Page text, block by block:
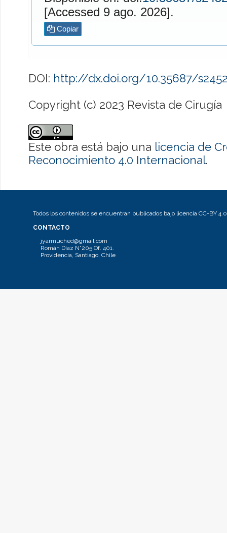
[Accessed 9 ago. 2026].
Copiar
DOI: http://dx.doi.org/10.35687/
Copyright (c) 2023 Revista de Cirugía
Este obra está bajo una licencia de
Reconocimiento 4.0 Internacional.
Todos los contenidos se encuentran publicados bajo licencia CC-BY 4.0
CONTACTO
jyarmuched@gmail.com
Román Díaz N°205 Of. 401.
Providencia, Santiago, Chile